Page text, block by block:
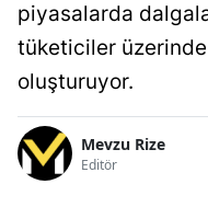
piyasalarda
tüketiciler üzerinde
oluşturuyor.
Mevzu Rize
Editör